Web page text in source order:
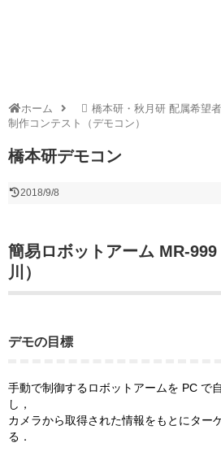
ホーム 橋本研・秋月研 配属希望
制作コンテスト（デモコン）
橋本研デモコン
2018/9/8
簡易ロボットアーム MR-
川）
デモの目標
手動で制御するロボットアームを PC で
し，
カメラから取得された情報をもとにター
る．